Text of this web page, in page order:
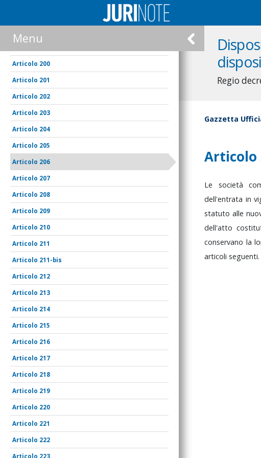
Regio
Menu
200
201
202
203
204
205
206
207
208
209
210
211
211-bis
212
213
214
215
216
217
218
219
220
221
222
223
Gazzetta
Articolo
Le società
dell'entrata in
statutoalle
dell'atto
conservano la
articoli seguenti.